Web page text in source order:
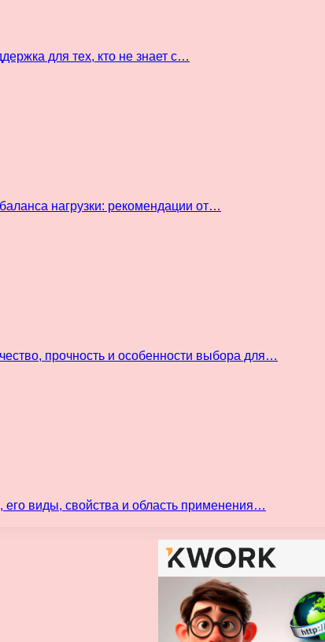
для тех, кто не знает с…
нагрузки: рекомендации от…
прочность и особенности выбора для…
виды, свойства и область применения…